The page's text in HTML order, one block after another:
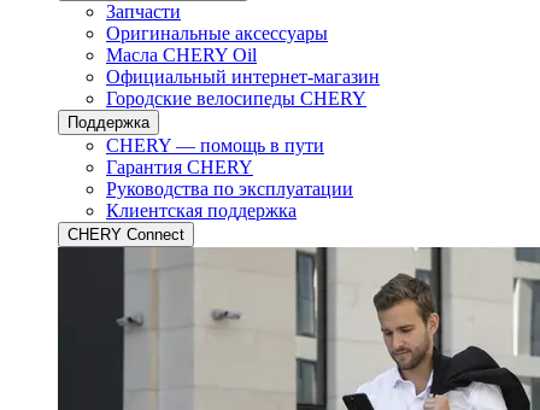
Запчасти
Оригинальные аксессуары
Масла CHERY Oil
Официальный интернет-магазин
Городские велосипеды CHERY
Поддержка
CHERY — помощь в пути
Гарантия CHERY
Руководства по эксплуатации
Клиентская поддержка
CHERY Connect